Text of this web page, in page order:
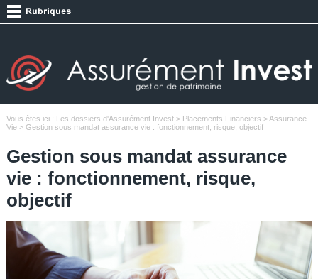
Vous êtes ici : Les dossiers d'Assurément Invest> Placements Financiers >Assurance
Vie> Gestion sous mandat assurance vie : fonctionnement, risque, objectif
Gestion sous mandat assurance
vie : fonctionnement, risque,
objectif